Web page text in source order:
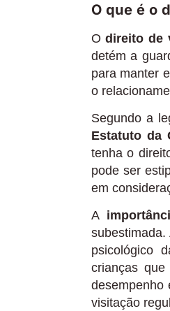
O que é o
Odireito de
detém a
para manter
o
Segundo a
Estatuto da
tenha o
pode ser
em
A
psicológico
crianças
desempenho
visitação